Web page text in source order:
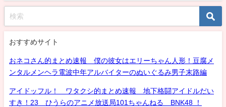
おすすめサイト
おネコさん的まとめ速報 僕の彼女はエリーちゃん人形！豆腐メ
ンタルメンヘラ電波中年アルバイターのぬいぐるみ男子末路編
アイドッフル！ ワタクシ的まとめ速報 地下格闘アイドルだい
すき！23 ひうらのアニメ放送局101ちゃんねる BNK48 ！